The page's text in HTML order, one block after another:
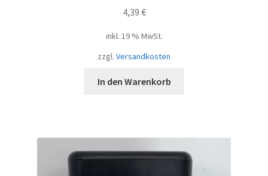
4,39 €
inkl. 19 % MwSt.
zzgl. Versandkosten
In den Warenkorb